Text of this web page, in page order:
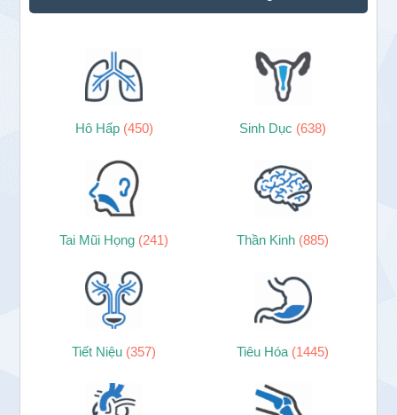
chính
Hô Hấp (450) Sinh Dục (638)
Tai Mũi Họng (241) Thần Kinh (885)
Tiết Niệu (357) Tiêu Hóa (1445)